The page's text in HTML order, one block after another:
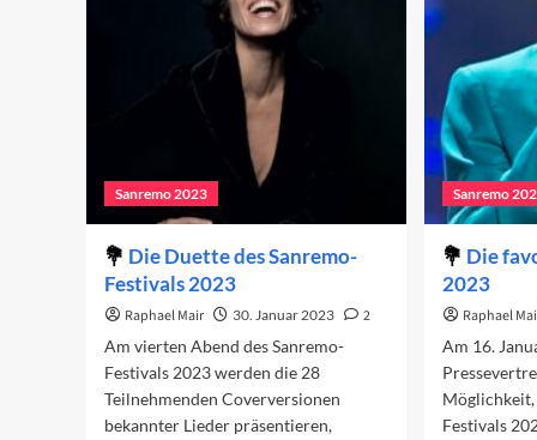
Sanremo 2023
Die Duette des Sanremo-
Festivals 2023
Raphael Mair 30. Januar 2023
2
Am vierten Abend des Sanremo-
Festivals 2023 werden die 28
Teilnehmenden Coverversionen
bekannter Lieder präsentieren,
Sanremo
Die
2023
Raphael
Am 16.
Möglichkeit,
Festivals